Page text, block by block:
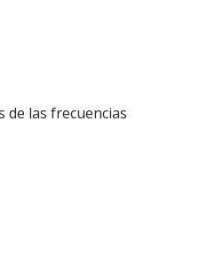
de las frecuencias